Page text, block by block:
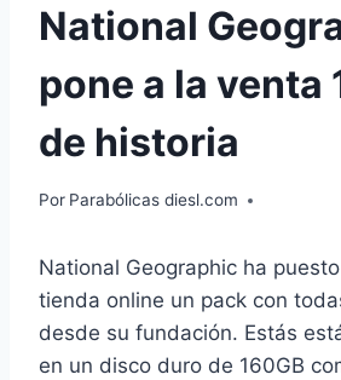
National
pone a la venta
de historia
Por Parabólicas diesl.com
National Geographic ha
tienda online un pack con
desde su fundación. Estás
en un disco duro de 160GB